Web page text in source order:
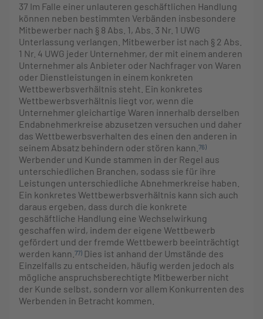
37 Im Falle einer unlauteren geschäftlichen Handlung
können neben bestimmten Verbänden insbesondere
Mitbewerber nach § 8 Abs. 1, Abs. 3 Nr. 1 UWG
Unterlassung verlangen. Mitbewerber ist nach § 2 Abs.
1 Nr. 4 UWG jeder Unternehmer, der mit einem anderen
Unternehmer als Anbieter oder Nachfrager von Waren
oder Dienstleistungen in einem konkreten
Wettbewerbsverhältnis steht. Ein konkretes
Wettbewerbsverhältnis liegt vor, wenn die
Unternehmer gleichartige Waren innerhalb derselben
Endabnehmerkreise abzusetzen versuchen und daher
das Wettbewerbsverhalten des einen den anderen in
seinem Absatz behindern oder stören kann. 76)
Werbender und Kunde stammen in der Regel aus
unterschiedlichen Branchen, sodass sie für ihre
Leistungen unterschiedliche Abnehmerkreise haben.
Ein konkretes Wettbewerbsverhältnis kann sich auch
daraus ergeben, dass durch die konkrete
geschäftliche Handlung eine Wechselwirkung
geschaffen wird, indem der eigene Wettbewerb
gefördert und der fremde Wettbewerb beeinträchtigt
werden kann. 77) Dies ist anhand der Umstände des
Einzelfalls zu entscheiden, häufig werden jedoch als
mögliche anspruchsberechtigte Mitbewerber nicht
der Kunde selbst, sondern vor allem Konkurrenten des
Werbenden in Betracht kommen.